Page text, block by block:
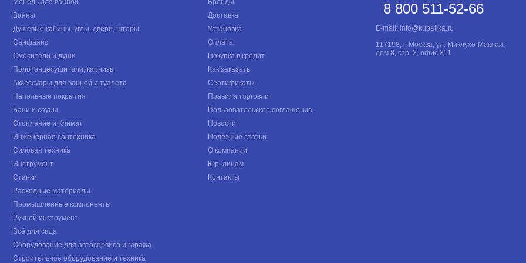
Мебель для ванной
Ванны
Душевые кабины, углы, двери, шторы
Санфаянс
Смесители и души
Полотенцесушители, карнизы
Аксессуары для ванной и туалета
Напольные покрытия
Бани и сауны
Отопление и Климат
Инженерная сантехника
Силовая техника
Инструмент
Станки
Расходные материалы
Промышленные компоненты
Ручной инструмент
Всё для сада
Оборудование для автосервиса и гаража
Строительное оборудование и техника
Бренды
Доставка
Установка
Оплата
Покупка в кредит
Как заказать
Сертификаты
Правила торговли
Пользовательское соглашение
Новости
Полезные статьи
О компании
Юр. лицам
Контакты
8 800 511-52-66
E-mail: info@kupatika.ru
117198, г. Москва, ул. Миклухо-Маклая,
дом 8, стр. 3, офис 311